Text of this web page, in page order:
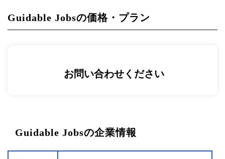
Guidable Jobsの価格・プラン
お問い合わせください
Guidable Jobsの企業情報